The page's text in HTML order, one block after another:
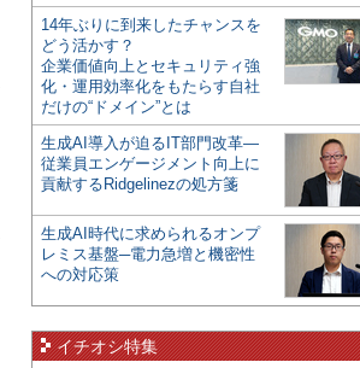
14年ぶりに到来したチャンスを
どう活かす？
企業価値向上とセキュリティ強
化・運用効率化をもたらす自社
だけの“ドメイン”とは
生成AI導入が迫るIT部門改革―
従業員エンゲージメント向上に
貢献するRidgelinezの処方箋
生成AI時代に求められるオンプ
レミス基盤─電力急増と機密性
への対応策
イチオシ特集